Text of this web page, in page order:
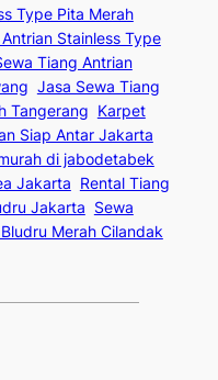
Type Pita Merah
Stainless Type
Tiang Antrian
Jasa Sewa Tiang
Tangerang Karpet
Siap Antar Jakarta
di jabodetabek
Jakarta Rental Tiang
Jakarta Sewa
Merah Cilandak